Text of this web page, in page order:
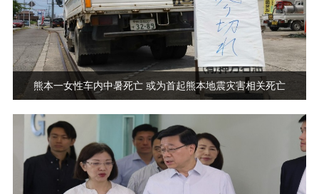
熊本一女性车内中暑死亡 或为首起熊本地震灾害相关死亡